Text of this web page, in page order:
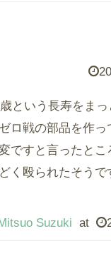
という長寿をま
ロ戦の部品を作
ですと言ったと
く殴られたそう
Suzuki at